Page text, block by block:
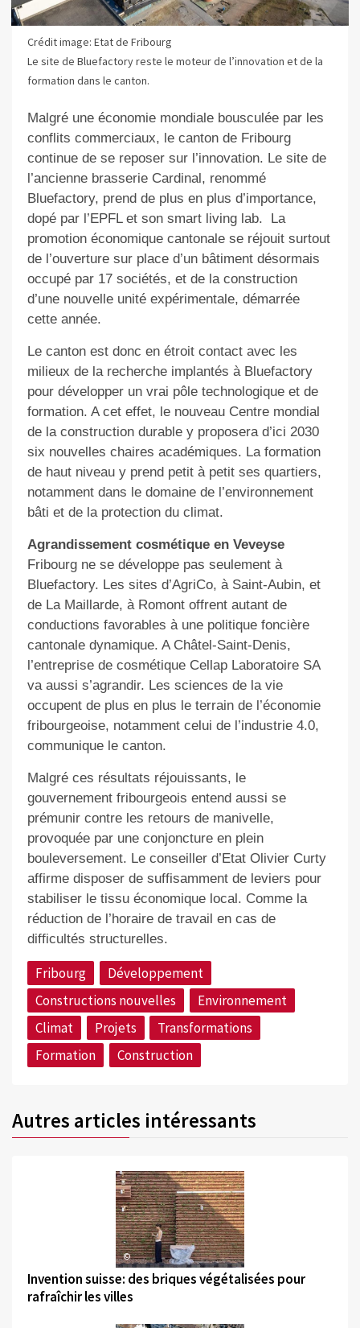
Crédit image: Etat de Fribourg
Le site de Bluefactory reste le moteur de l’innovation et de la
formation dans le canton.
Malgré une économie mondiale bousculée par les
conflits commerciaux, le canton de Fribourg
continue de se reposer sur l’innovation. Le site de
l’ancienne brasserie Cardinal, renommé
Bluefactory, prend de plus en plus d’importance,
dopé par l’EPFL et son smart living lab.
La
promotion économique cantonale se réjouit surtout
de l’ouverture sur place d’un bâtiment désormais
occupé par 17 sociétés, et de la construction
d’une nouvelle unité expérimentale, démarrée
cette année.
Le canton est donc en étroit contact avec les
milieux de la recherche implantés à Bluefactory
pour développer un vrai pôle technologique et de
formation. A cet effet, le nouveau Centre mondial
de la construction durable y proposera d’ici 2030
six nouvelles chaires académiques. La formation
de haut niveau y prend petit à petit ses quartiers,
notamment dans le domaine de l’environnement
bâti et de la protection du climat.
Agrandissement cosmétique en Veveyse
Fribourg ne se développe pas seulement à
Bluefactory. Les sites d’AgriCo, à Saint-Aubin, et
de La Maillarde, à Romont offrent autant de
conductions favorables à une politique foncière
cantonale dynamique. A Châtel-Saint-Denis,
l’entreprise de cosmétique Cellap Laboratoire SA
va aussi s’agrandir. Les sciences de la vie
occupent de plus en plus le terrain de l’économie
fribourgeoise, notamment celui de l’industrie 4.0,
communique le canton.
Malgré ces résultats réjouissants, le
gouvernement fribourgeois entend aussi se
prémunir contre les retours de manivelle,
provoquée par une conjoncture en plein
bouleversement. Le conseiller d’Etat Olivier Curty
affirme disposer de suffisamment de leviers pour
stabiliser le tissu économique local. Comme la
réduction de l’horaire de travail en cas de
difficultés structurelles.
Fribourg
Développement
Constructions nouvelles
Environnement
Climat
Projets
Transformations
Formation
Construction
Autres articles intéressants
©
Invention suisse: des briques végétalisées pour
rafraîchir les villes